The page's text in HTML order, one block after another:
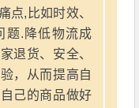
点,比如时效、
题.降低物流成
退货、安全、
，从而提高自
己的商品做好